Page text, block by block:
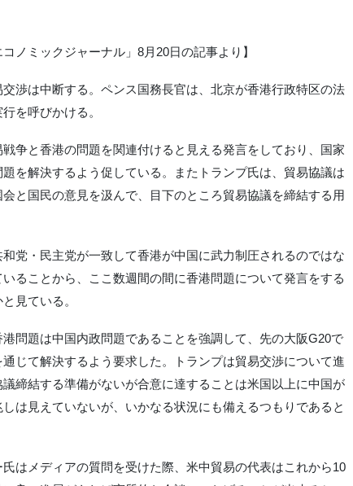
ノミックジャーナル」8月20日の記事より】
渉は中断する。ペンス国務長官は、北京が香港行政特区の法
を呼びかける。
争と香港の問題を関連付けると見える発言をしており、国家
を解決するよう促している。またトランプ氏は、貿易協議は
と国民の意見を汲んで、目下のところ貿易協議を締結する用
党・民主党が一致して香港が中国に武力制圧されるのではな
ることから、ここ数週間の間に香港問題について発言をする
見ている。
問題は中国内政問題であることを強調して、‎先の大阪G20で
じて解決するよう要求した。トランプは貿易交渉について進
締結する準備がないが合意に達することは米国以上に中国が
は見えていないが、いかなる状況にも備えるつもりであると
はメディアの質問を受けた際、米中貿易の代表はこれから10